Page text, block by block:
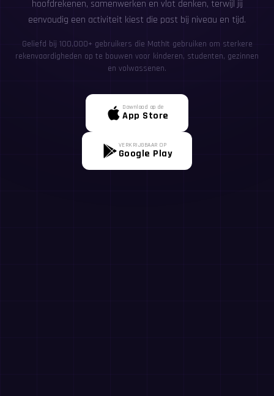
hoofdrekenen, samenwerken en vlot denken, terwijl jij
eenvoudig een activiteit kiest die past bij niveau en tijd.
Geliefd bij 100,000+ gebruikers die MathIt gebruiken om sterkere
rekenvaardigheden op te bouwen voor kinderen, studenten, gezinnen
en volwassenen.
Download op de
App Store
VERKRIJGBAAR OP
Google Play